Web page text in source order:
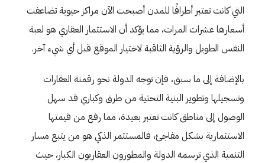
التي كانت تعتبر أطرافًا للمدن أصبحت الآن مراكز حيوية تضاعفت
أسعارها عشرات المرات، مما يؤكد أن الاستثمار العقاري هو لعبة
النفس الطويل والرؤية الثاقبة لاختيار الموقع قبل أي شيء آخر.
بالإضافة إلى ما سبق، فإن توجه الدولة نحو رقمنة العقارات
وتسجيلها وتطوير البنية التحتية من طرق وكباري قد سهل
الوصول إلى مناطق كانت تعتبر بعيدة، مما رفع من قيمتها
الاستثمارية بشكل مفاجئ، فالمستثمر الذكي هو من يتبع مسار
التنمية الذي ترسمه الدولة والمطورون العقاريون الكبار، حيث